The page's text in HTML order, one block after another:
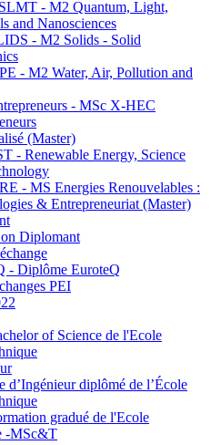
- M2 Quantum, Light,
and Nanosciences
- M2 Solids - Solid
- M2 Water, Air, Pollution and
- MSc X-HEC
(Master)
- Renewable Energy, Science
- MS Energies Renouvelables :
& Entrepreneuriat (Master)
Diplomant
- Diplôme EuroteQ
PEI
of Science de l'Ecole
d’Ingénieur diplômé de l’École
gradué de l'Ecole
-MSc&T